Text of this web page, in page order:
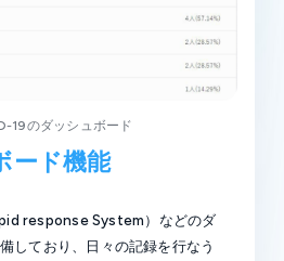
ード機能
response System）などのダ
しており、日々の記録を行なう
19のダッシュボード